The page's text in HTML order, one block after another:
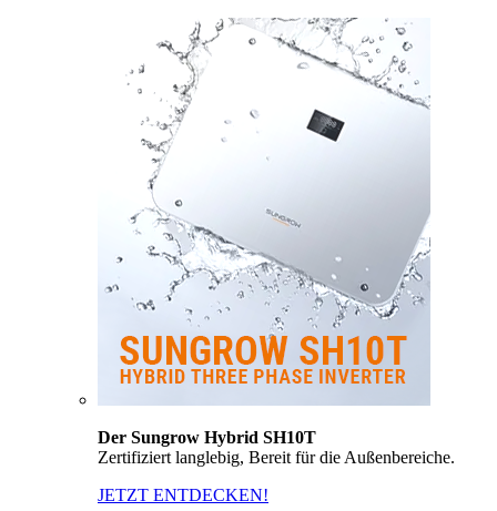
Der Sungrow Hybrid SH10T
Zertifiziert langlebig, Bereit für die Außenbereiche.
JETZT ENTDECKEN!